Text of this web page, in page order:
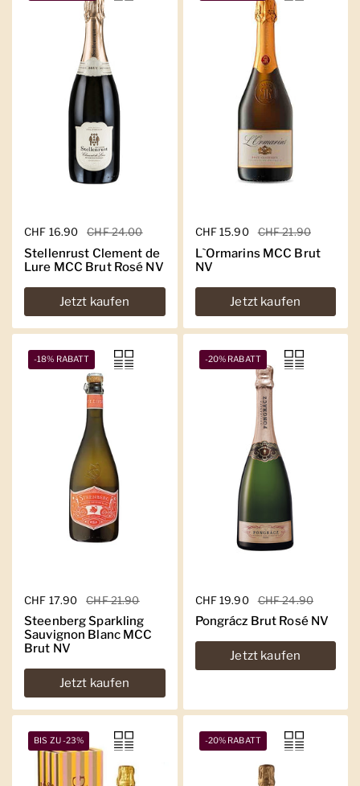
Regulärer Preis
CHF 16.90 Sale-Preis
CHF 24.00
Stellenrust Clement de
Lure MCC Brut Rosé NV
Jetzt kaufen
Regulärer Preis
CHF 15.90 Sale-Preis
CHF 21.90
L`Ormarins MCC Brut
NV
Jetzt kaufen
Regulärer Preis
CHF 17.90 Sale-Preis
CHF 21.90
Steenberg Sparkling
Sauvignon Blanc MCC
Brut NV
Jetzt kaufen
-18% RABATT
Regulärer Preis
CHF 19.90 Sale-Preis
CHF 24.90
Pongrácz Brut Rosé NV
Jetzt kaufen
-20% RABATT
BIS ZU -23% -20% RABATT